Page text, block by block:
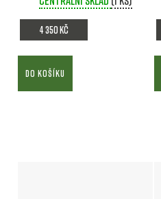
4 350 Kč
DO KOŠÍKU